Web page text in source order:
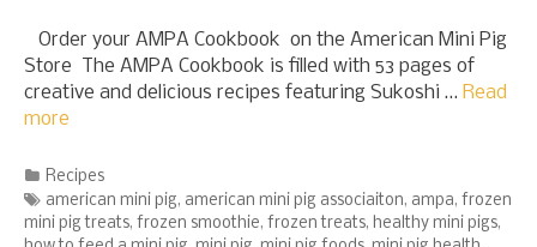
Order your AMPA Cookbook on the American Mini Pig
Store The AMPA Cookbook is filled with 53 pages of
creative and delicious recipes featuring Sukoshi … Read
more
Categories
Recipes
Tags
american mini pig, american mini pig associaiton, ampa, frozen
mini pig treats, frozen smoothie, frozen treats, healthy mini pigs,